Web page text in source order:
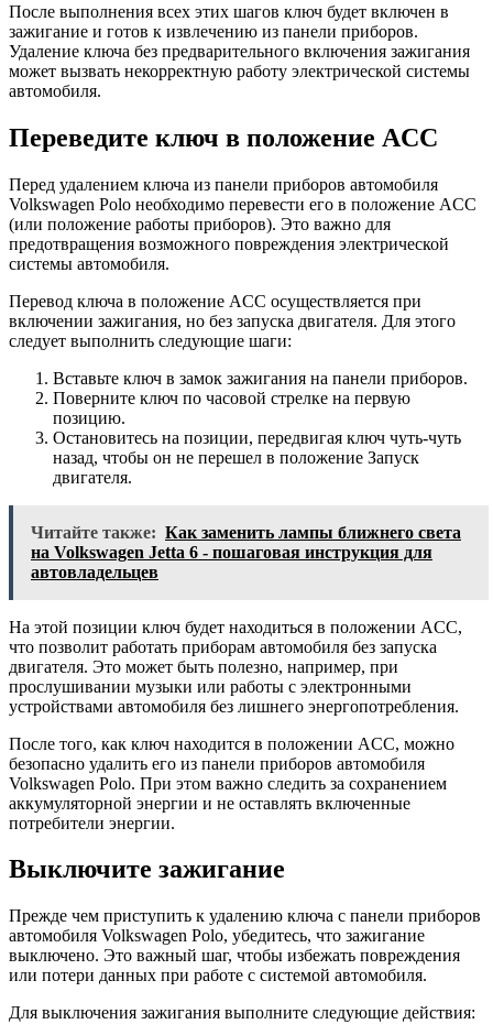
После выполнения всех этих шагов ключ будет включен в
зажигание и готов к извлечению из панели приборов.
Удаление ключа без предварительного включения зажигания
может вызвать некорректную работу электрической системы
автомобиля.
Переведите ключ в положение ACC
Перед удалением ключа из панели приборов автомобиля
Volkswagen Polo необходимо перевести его в положение ACC
(или положение работы приборов). Это важно для
предотвращения возможного повреждения электрической
системы автомобиля.
Перевод ключа в положение ACC осуществляется при
включении зажигания, но без запуска двигателя. Для этого
следует выполнить следующие шаги:
Вставьте ключ в замок зажигания на панели приборов.
Поверните ключ по часовой стрелке на первую
позицию.
Остановитесь на позиции, передвигая ключ чуть-чуть
назад, чтобы он не перешел в положение Запуск
двигателя.
Читайте также: Как заменить лампы ближнего света
на Volkswagen Jetta 6 - пошаговая инструкция для
автовладельцев
На этой позиции ключ будет находиться в положении ACC,
что позволит работать приборам автомобиля без запуска
двигателя. Это может быть полезно, например, при
прослушивании музыки или работы с электронными
устройствами автомобиля без лишнего энергопотребления.
После того, как ключ находится в положении ACC, можно
безопасно удалить его из панели приборов автомобиля
Volkswagen Polo. При этом важно следить за сохранением
аккумуляторной энергии и не оставлять включенные
потребители энергии.
Выключите зажигание
Прежде чем приступить к удалению ключа с панели приборов
автомобиля Volkswagen Polo, убедитесь, что зажигание
выключено. Это важный шаг, чтобы избежать повреждения
или потери данных при работе с системой автомобиля.
Для выключения зажигания выполните следующие действия: